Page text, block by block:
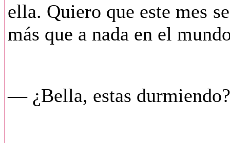
ella. Quiero que este mes
más que a nada en el
— ¿Bella, estas